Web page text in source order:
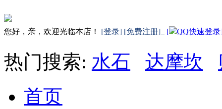
您好，亲，欢迎光临本店！ [登录] [免费注册] [ QQ快速登
热门搜索: 水石 达摩坎
首页